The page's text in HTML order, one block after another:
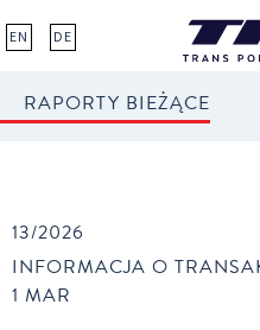
EN DE
RAPORTY BIEŻĄCE
13/2026
INFORMACJA O
1 MAR